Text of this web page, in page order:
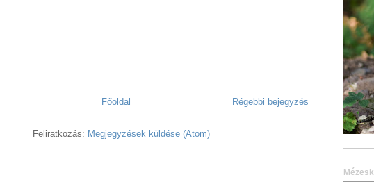
Régebbi bejegyzés
Főoldal
Feliratkozás: Megjegyzések küldése (Atom)